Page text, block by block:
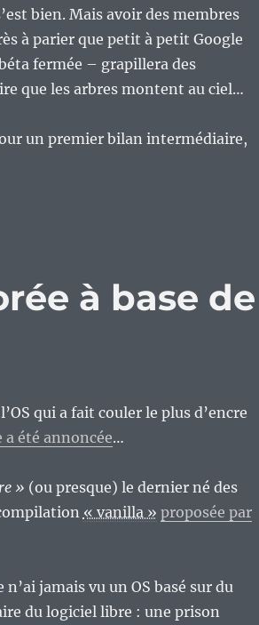
bien. Mais avoir des membres
à parier que petit à petit Google
fermée – grapillera des
que les arbres montent au ciel…
un premier bilan intermédiaire,
à base de
qui a fait couler le plus d’encre
a été annoncée…
» (ou presque) le dernier né des
« vanilla » proposée par
jamais vu un OS basé sur du
du logiciel libre : une prison